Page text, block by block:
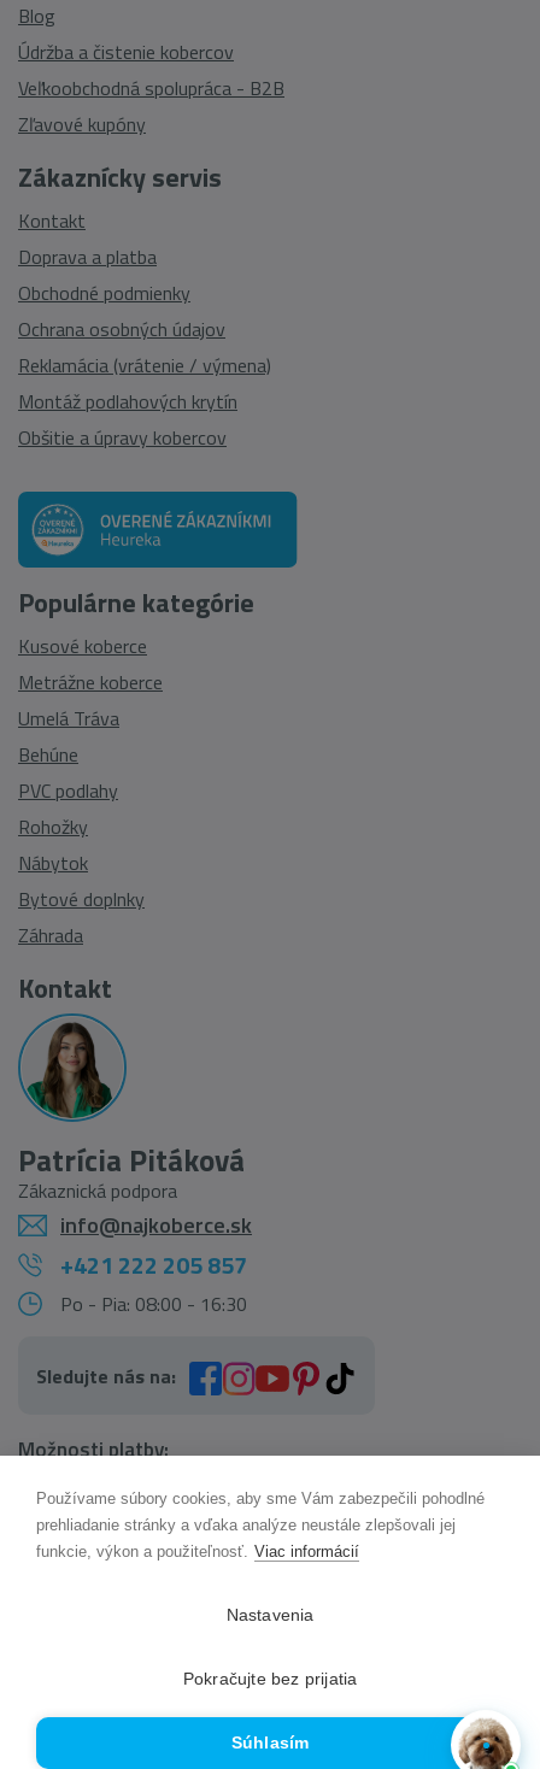
Zákaznícky servis
Kontakt
Doprava a platba
Obchodné podmienky
Ochrana osobných údajov
Reklamácia (vrátenie / výmena)
Montáž podlahových krytín
Obšitie a úpravy kobercov
Blog
Údržba a čistenie kobercov
Veľkoobchodná spolupráca - B2B
Zľavové kupóny
Populárne kategórie
Kusové koberce
Metrážne koberce
Umelá Tráva
Behúne
PVC podlahy
Rohožky
Nábytok
Bytové doplnky
Záhrada
Kontakt
Patrícia Pitáková
Zákaznická podpora
info@najkoberce.sk
+421 222 205 857
Po - Pia: 08:00 - 16:30
Sledujte nás na:
Možnosti platby:
Používame súbory cookies, aby sme Vám zabezpečili pohodlné
prehliadanie stránky a vďaka analýze neustále zlepšovali jej
funkcie, výkon a použiteľnosť. Viac informácií
Nastavenia
Pokračujte bez prijatia
Súhlasím
AI pomocník Maxík
Online